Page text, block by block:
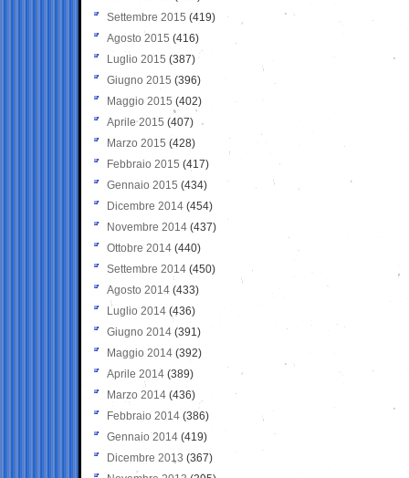
Settembre 2015 (419)
Agosto 2015 (416)
Luglio 2015 (387)
Giugno 2015 (396)
Maggio 2015 (402)
Aprile 2015 (407)
Marzo 2015 (428)
Febbraio 2015 (417)
Gennaio 2015 (434)
Dicembre 2014 (454)
Novembre 2014 (437)
Ottobre 2014 (440)
Settembre 2014 (450)
Agosto 2014 (433)
Luglio 2014 (436)
Giugno 2014 (391)
Maggio 2014 (392)
Aprile 2014 (389)
Marzo 2014 (436)
Febbraio 2014 (386)
Gennaio 2014 (419)
Dicembre 2013 (367)